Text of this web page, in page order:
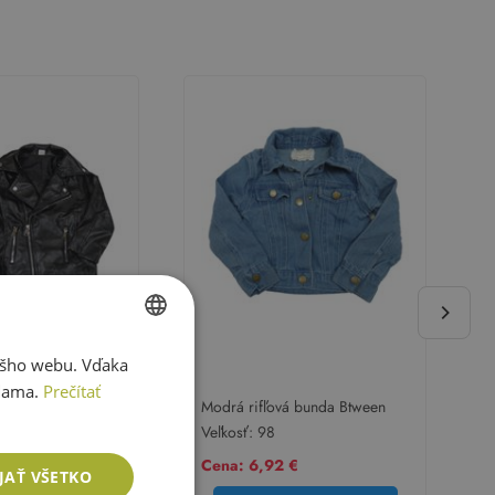
Modrá rifľová bunda Btween
Veľkosť: 98
Cena: 6,92 €
SLOVAK
ENGLISH
webu. Vďaka
Prečítať
VŠETKO